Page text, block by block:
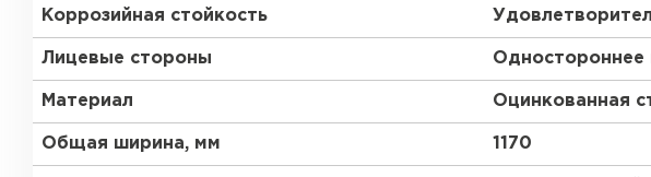
Коррозийная стойкость
Лицевые стороны Одностороннее
Материал Оцинкованная
Общая ширина, мм 1170